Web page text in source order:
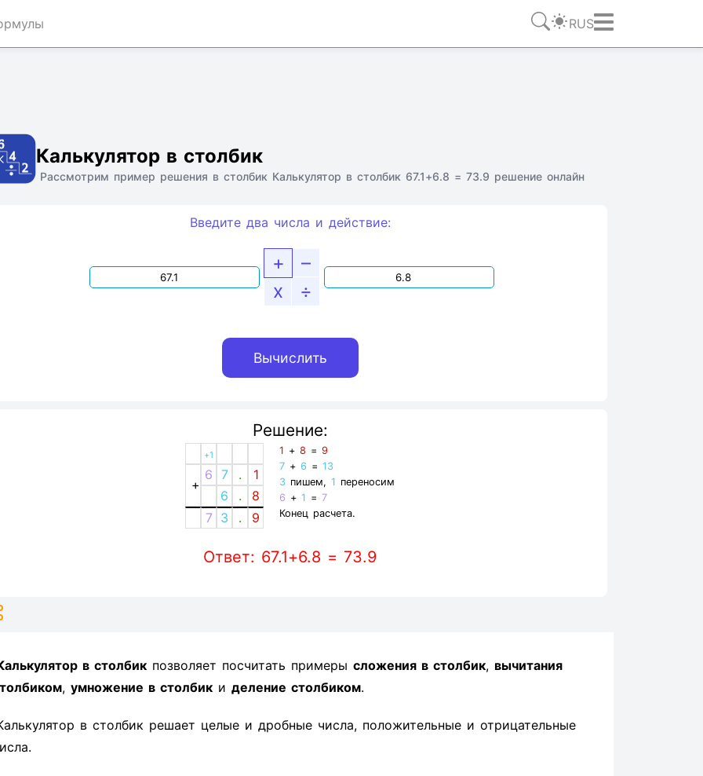
RUS
Калькулятор в столбик
Рассмотрим пример решения в столбик Калькулятор в столбик 67.1+6.8 = 73.9 решение онлайн
Введите два числа и действие:
+
–
x
÷
Решение:
+1
+
6 7 .
1
6
.
8
7 3 . 9
1 +8 =9
7 +6 =13
3 пишем,1 переносим
6 +1 =7
Конец расчета.
Ответ: 67.1+6.8 = 73.9
в столбик позволяет посчитать примеры сложения в столбик, вычитания
, умножение в столбик и деление столбиком.
в столбик решает целые и дробные числа, положительные и отрицательные